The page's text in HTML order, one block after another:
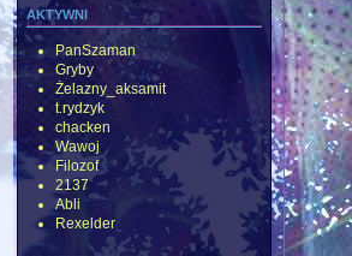
aktywni
PanSzaman
Gryby
Żelazny_aksamit
t.rydzyk
chacken
Wawoj
Filozof
2137
Abli
Rexelder